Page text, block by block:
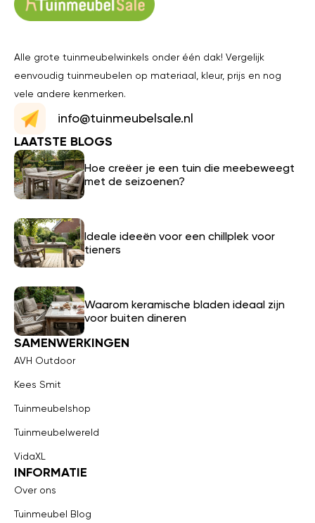
Alle grote tuinmeubelwinkels onder één dak! Vergelijk
eenvoudig tuinmeubelen op materiaal, kleur, prijs en nog
vele andere kenmerken.
info@tuinmeubelsale.nl
LAATSTE BLOGS
Hoe creëer je een tuin die meebeweegt
met de seizoenen?
Ideale ideeën voor een chillplek voor
tieners
Waarom keramische bladen ideaal zijn
voor buiten dineren
SAMENWERKINGEN
AVH Outdoor
Kees Smit
Tuinmeubelshop
Tuinmeubelwereld
VidaXL
INFORMATIE
Over ons
Tuinmeubel Blog